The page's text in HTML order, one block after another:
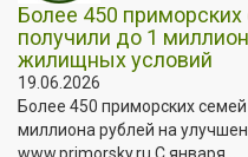
Более 450
получили до 1
жилищных условий
19.06.2026
Более 450 приморских
миллиона рублей на